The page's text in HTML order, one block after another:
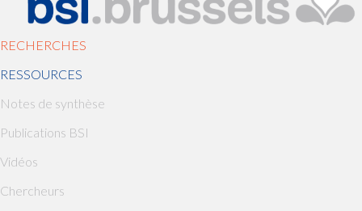
RECHERCHES
RESSOURCES
Notes de synthèse
Publications BSI
Vidéos
Chercheurs